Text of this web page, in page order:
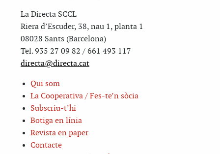
La Directa SCCL
Riera d’Escuder, 38, nau 1, planta 1
08028 Sants (Barcelona)
Tel. 935 27 09 82 / 661 493 117
directa@directa.cat
Qui som
La Cooperativa / Fes-te’n sòcia
Subscriu-t’hi
Botiga en línia
Revista en paper
Contacte